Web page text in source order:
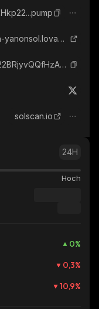
Hkp22...pump
shika-yanonsol.lovable.app
Hkp22BRjyvQQfHzA6t7ALUuU52gRetjS1xho23r4pump_solana
solscan.io
24H
Hoch
0%
0,3%
10,9%